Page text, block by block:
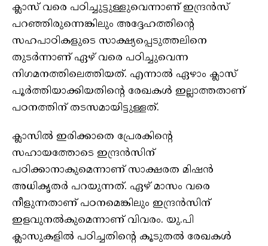
ക്ലാസ് വരെ പഠിച്ചുട്ടുള്ളുവെന്നാണ് ഇന്ദ്രന്‍സ്
പറഞ്ഞിരുന്നെങ്കിലും അദ്ദേഹത്തിന്റെ
സഹപാഠികളുടെ സാക്ഷ്യപ്പെടുത്തലിനെ
തുടര്‍ന്നാണ് ഏഴ് വരെ പഠിച്ചുവെന്ന
നിഗമനത്തിലെത്തിയത്. എന്നാല്‍ ഏഴാം ക്ലാസ്
പൂര്‍ത്തിയാക്കിയതിന്റെ രേഖകള്‍ ഇല്ലാത്തതാണ്
പഠനത്തിന് തടസമായിട്ടുള്ളത്.
ക്ലാസില്‍ ഇരിക്കാതെ പ്രേരകിന്റെ
സഹായത്തോടെ ഇന്ദ്രന്‍സിന്
പഠിക്കാനാകുമെന്നാണ് സാക്ഷരത മിഷന്‍
അധികൃതര്‍ പറയുന്നത്. ഏഴ് മാസം വരെ
നീളുന്നതാണ് പഠനമെങ്കിലും ഇന്ദ്രന്‍സിന്
ഇളവുനല്‍കുമെന്നാണ് വിവരം. യു.പി
ക്ലാസുകളില്‍ പഠിച്ചതിന്റെ കൂടുതല്‍ രേഖകള്‍